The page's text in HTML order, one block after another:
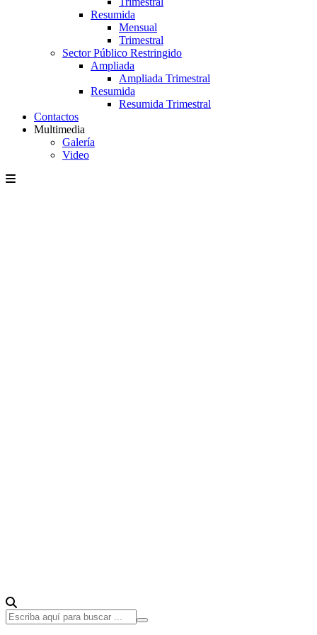
Resumida
Mensual
Trimestral
Sector Público Restringido
Ampliada
Ampliada Trimestral
Resumida
Resumida Trimestral
Contactos
Multimedia
Galería
Video